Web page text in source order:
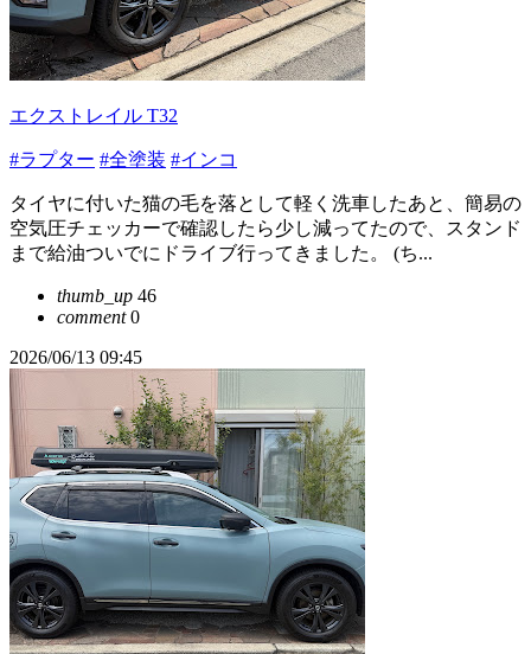
エクストレイル T32
#ラプター #全塗装 #インコ
タイヤに付いた猫の毛を落として軽く洗車したあと、簡易の
空気圧チェッカーで確認したら少し減ってたので、スタンド
まで給油ついでにドライブ行ってきました。 (ち...
thumb_up 46
comment0
2026/06/13 09:45